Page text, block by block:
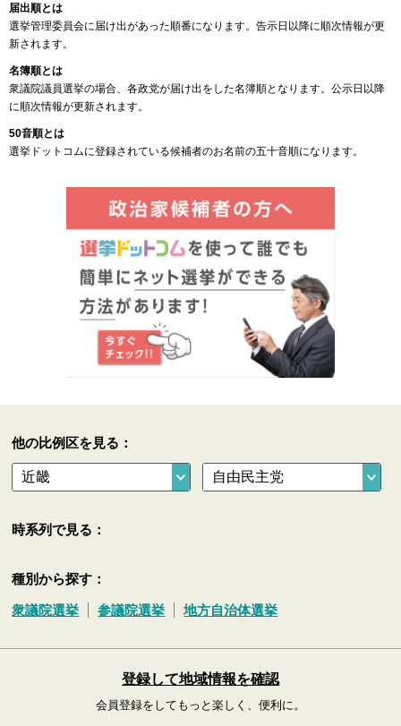
届出順とは
選挙管理委員会に届け出があった順番になります。告示日以降に順次情報が更
新されます。
名簿順とは
衆議院議員選挙の場合、各政党が届け出をした名簿順となります。公示日以降
に順次情報が更新されます。
50音順とは
選挙ドットコムに登録されている候補者のお名前の五十音順になります。
他の比例区を見る：
時系列で見る：
種別から探す：
衆議院選挙 参議院選挙 地方自治体選挙
登録して地域情報を確認
会員登録をしてもっと楽しく、便利に。